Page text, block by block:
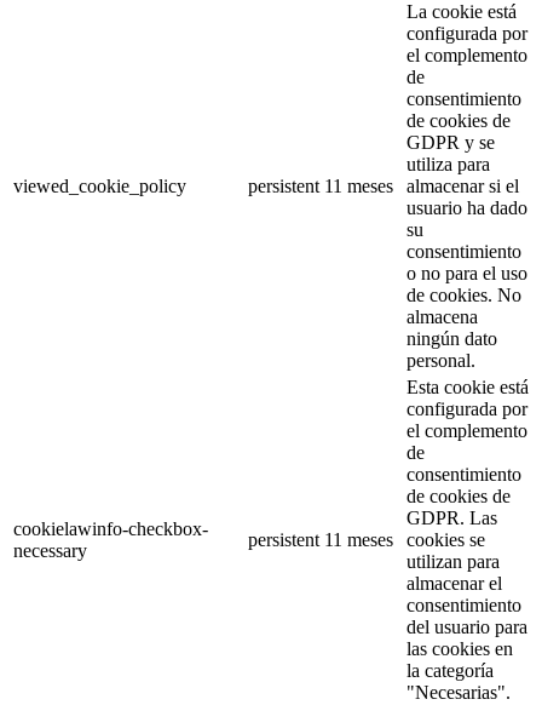
viewed_cookie_policy persistent 11 meses
La cookie está
configurada por
el complemento
de
consentimiento
de cookies de
GDPR y se
utiliza para
almacenar si el
usuario ha dado
su
consentimiento
o no para el uso
de cookies. No
almacena
ningún dato
personal.
cookielawinfo-checkbox-
necessary
persistent 11 meses
Esta cookie está
configurada por
el complemento
de
consentimiento
de cookies de
GDPR. Las
cookies se
utilizan para
almacenar el
consentimiento
del usuario para
las cookies en
la categoría
"Necesarias".